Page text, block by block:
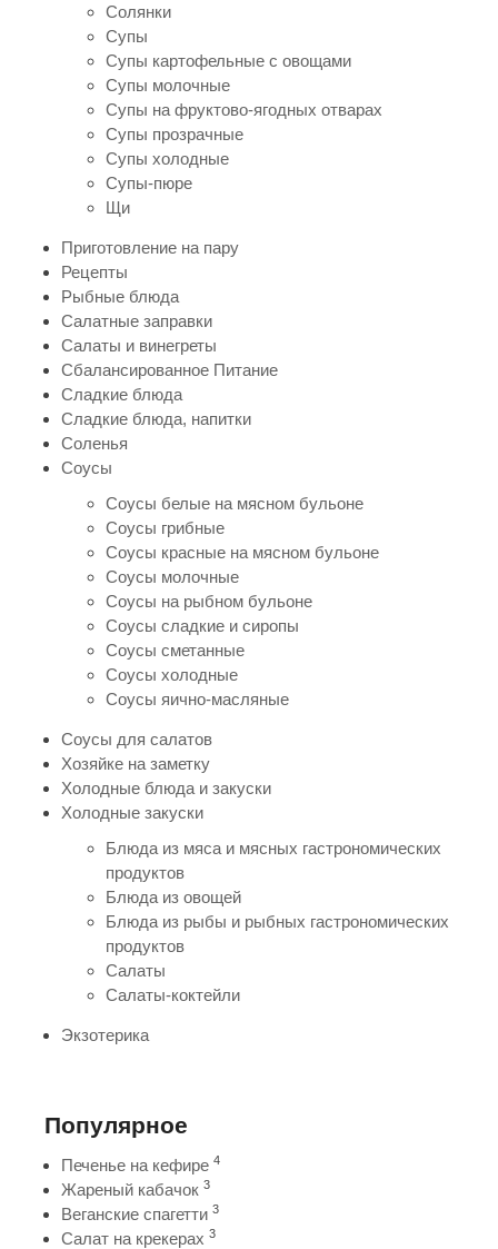
Солянки
Супы
Супы картофельные с овощами
Супы молочные
Супы на фруктово-ягодных отварах
Супы прозрачные
Супы холодные
Супы-пюре
Щи
Приготовление на пару
Рецепты
Рыбные блюда
Салатные заправки
Салаты и винегреты
Сбалансированное Питание
Сладкие блюда
Сладкие блюда, напитки
Соленья
Соусы
Соусы белые на мясном бульоне
Соусы грибные
Соусы красные на мясном бульоне
Соусы молочные
Соусы на рыбном бульоне
Соусы сладкие и сиропы
Соусы сметанные
Соусы холодные
Соусы яично-масляные
Соусы для салатов
Хозяйке на заметку
Холодные блюда и закуски
Холодные закуски
Блюда из мяса и мясных гастрономических
продуктов
Блюда из овощей
Блюда из рыбы и рыбных гастрономических
продуктов
Салаты
Салаты-коктейли
Экзотерика
Популярное
Печенье на кефире 4
Жареный кабачок 3
Веганские спагетти 3
Салат на крекерах 3